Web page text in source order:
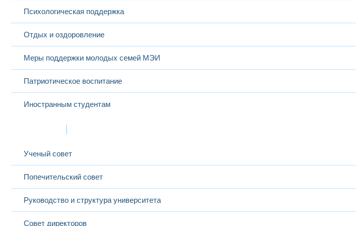
Психологическая поддержка
Отдых и оздоровление
Меры поддержки молодых семей МЭИ
Патриотическое воспитание
Иностранным студентам
Ученый совет
Попечительский совет
Руководство и структура университета
Совет директоров